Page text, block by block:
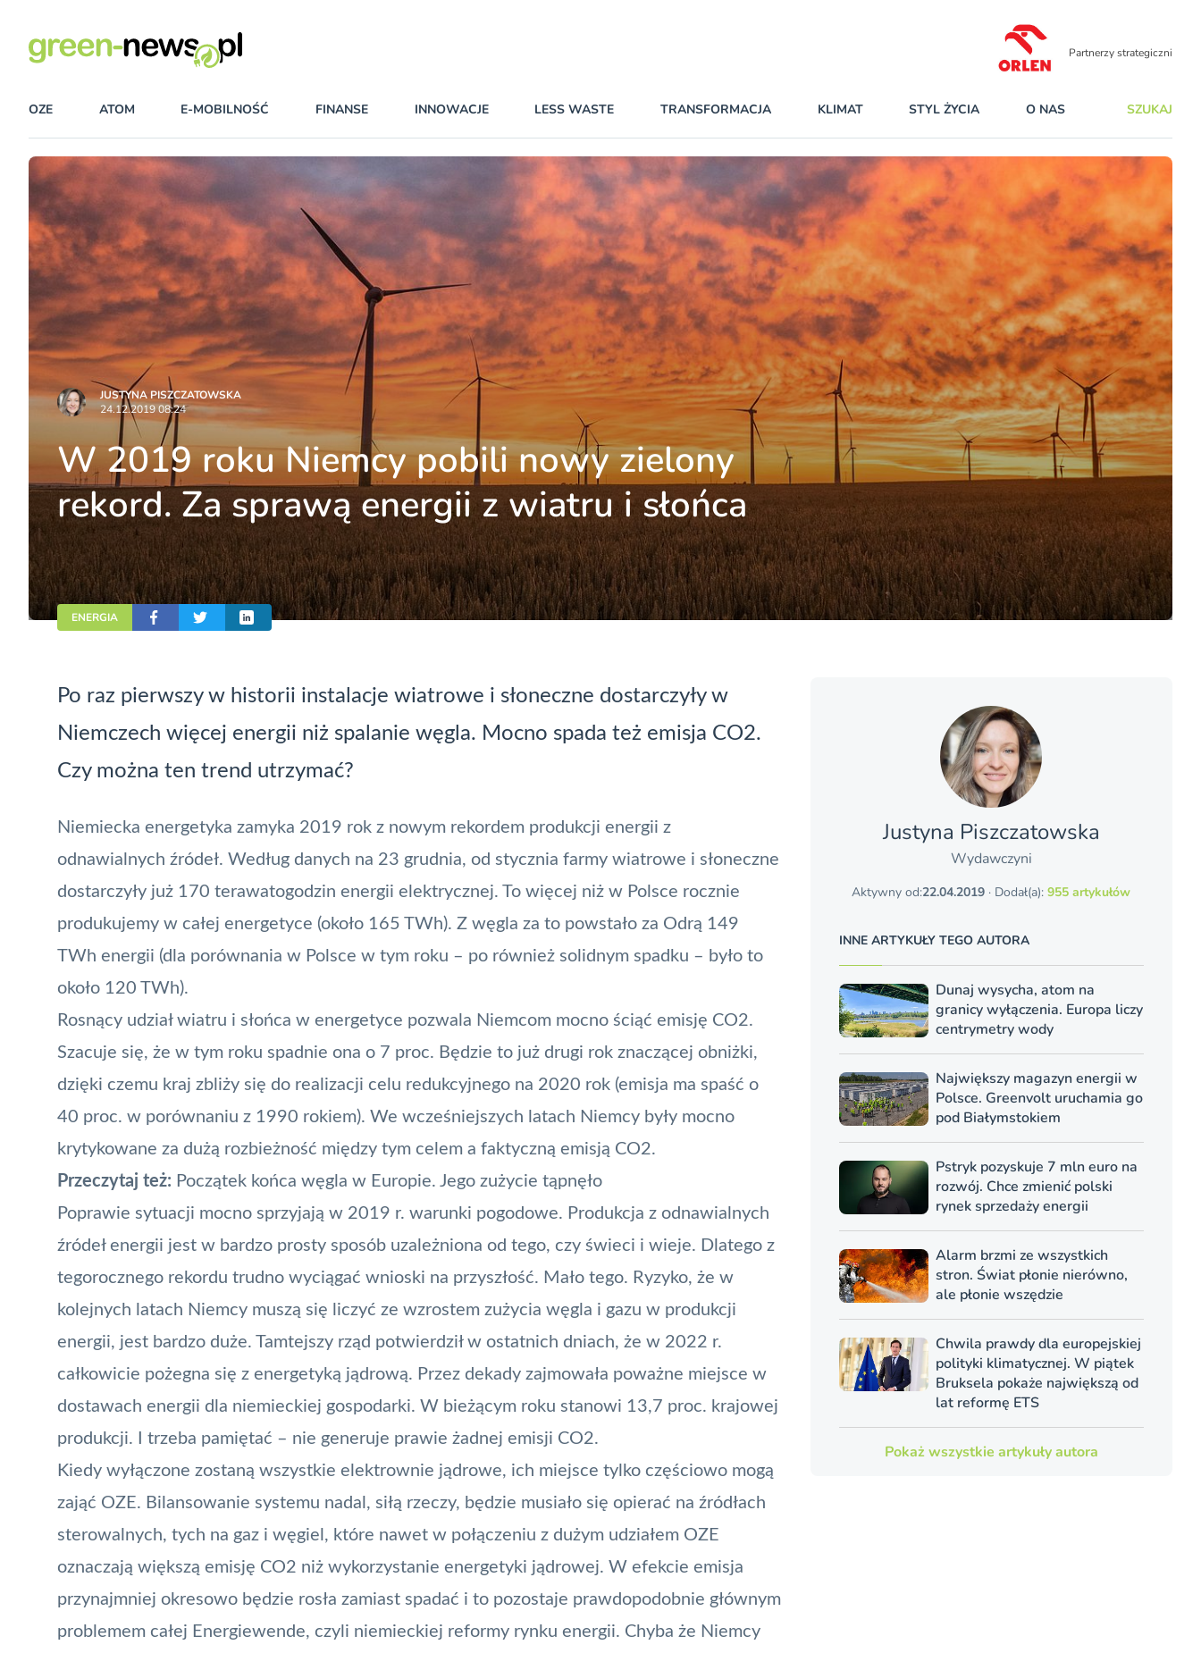
Partnerzy strategiczni
OZE ATOM E-MOBILNOŚĆ FINANSE INNOWACJE LESS WASTE TRANSFORMACJA KLIMAT STYL ŻYCIA O NAS SZUKAJ
JUSTYNA PISZCZATOWSKA
24.12.2019 08:24
W 2019 roku Niemcy pobili nowy zielony
rekord. Za sprawą energii z wiatru i słońca
ENERGIA
Po raz pierwszy w historii instalacje wiatrowe i słoneczne dostarczyły w
Niemczech więcej energii niż spalanie węgla. Mocno spada też emisja CO2.
Czy można ten trend utrzymać?
Niemiecka energetyka zamyka 2019 rok z nowym rekordem produkcji energii z
odnawialnych źródeł. Według danych na 23 grudnia, od stycznia farmy wiatrowe i słoneczne
dostarczyły już 170 terawatogodzin energii elektrycznej. To więcej niż w Polsce rocznie
produkujemy w całej energetyce (około 165 TWh). Z węgla za to powstało za Odrą 149
TWh energii (dla porównania w Polsce w tym roku – po również solidnym spadku – było to
około 120 TWh).
Rosnący udział wiatru i słońca w energetyce pozwala Niemcom mocno ściąć emisję CO2.
Szacuje się, że w tym roku spadnie ona o 7 proc. Będzie to już drugi rok znaczącej obniżki,
dzięki czemu kraj zbliży się do realizacji celu redukcyjnego na 2020 rok (emisja ma spaść o
40 proc. w porównaniu z 1990 rokiem). We wcześniejszych latach Niemcy były mocno
krytykowane za dużą rozbieżność między tym celem a faktyczną emisją CO2.
Przeczytaj też: Początek końca węgla w Europie. Jego zużycie tąpnęło
Poprawie sytuacji mocno sprzyjają w 2019 r. warunki pogodowe. Produkcja z odnawialnych
źródeł energii jest w bardzo prosty sposób uzależniona od tego, czy świeci i wieje. Dlatego z
tegorocznego rekordu trudno wyciągać wnioski na przyszłość. Mało tego. Ryzyko, że w
kolejnych latach Niemcy muszą się liczyć ze wzrostem zużycia węgla i gazu w produkcji
energii, jest bardzo duże. Tamtejszy rząd potwierdził w ostatnich dniach, że w 2022 r.
całkowicie pożegna się z energetyką jądrową. Przez dekady zajmowała poważne miejsce w
dostawach energii dla niemieckiej gospodarki. W bieżącym roku stanowi 13,7 proc. krajowej
produkcji. I trzeba pamiętać – nie generuje prawie żadnej emisji CO2.
Kiedy wyłączone zostaną wszystkie elektrownie jądrowe, ich miejsce tylko częściowo mogą
zająć OZE. Bilansowanie systemu nadal, siłą rzeczy, będzie musiało się opierać na źródłach
sterowalnych, tych na gaz i węgiel, które nawet w połączeniu z dużym udziałem OZE
oznaczają większą emisję CO2 niż wykorzystanie energetyki jądrowej. W efekcie emisja
przynajmniej okresowo będzie rosła zamiast spadać i to pozostaje prawdopodobnie głównym
problemem całej Energiewende, czyli niemieckiej reformy rynku energii. Chyba że Niemcy
Justyna Piszczatowska
Wydawczyni
Aktywny od:22.04.2019 · Dodał(a):955 artykułów
INNE ARTYKUŁY TEGO AUTORA
Dunaj wysycha, atom na
granicy wyłączenia. Europa liczy
centrymetry wody
Największy magazyn energii w
Polsce. Greenvolt uruchamia go
pod Białymstokiem
Pstryk pozyskuje 7 mln euro na
rozwój. Chce zmienić polski
rynek sprzedaży energii
Alarm brzmi ze wszystkich
stron. Świat płonie nierówno,
ale płonie wszędzie
Chwila prawdy dla europejskiej
polityki klimatycznej. W piątek
Bruksela pokaże największą od
lat reformę ETS
Pokaż wszystkie artykuły autora